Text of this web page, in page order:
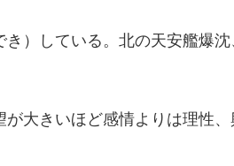
）している。北の天安艦爆
大きいほど感情よりは理性